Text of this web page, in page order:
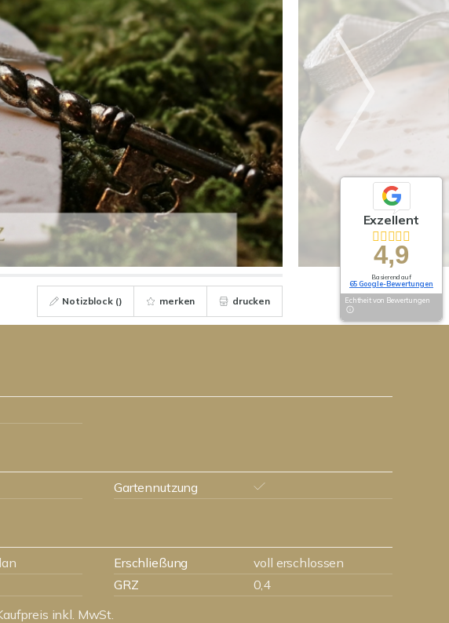
Notizblock () merken drucken
Gartennutzung
Erschließung
voll erschlossen
GRZ
0,4
inkl. MwSt.
Exzellent
4,9
Basierend auf
65 Google-Bewertungen
Echtheit von Bewertungen